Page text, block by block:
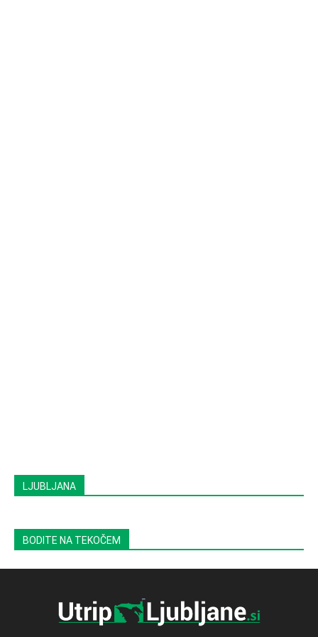
LJUBLJANA
BODITE NA TEKOČEM